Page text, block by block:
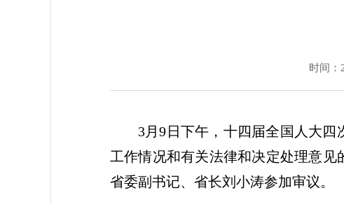
时间：
3月9日下午，十四届全国人大
工作情况和有关法律和决定处理意见
省委副书记、省长刘小涛参加审议。